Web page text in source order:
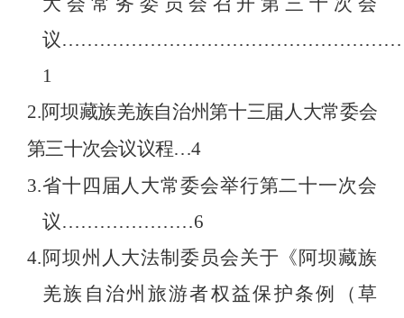
议
1
2.阿坝藏族羌族自治州第十三届人大常委会
第三十次会议议程…4
3.省十四届人大常委会举行第二十一次会
议…………………6
4.阿坝州人大法制委员会关于《阿坝藏族
羌族自治州旅游者权益保护条例（草